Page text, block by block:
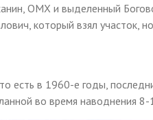
ОМХ и выделенный
который взял участок,
есть в 1960-е годы,
во время наводнения